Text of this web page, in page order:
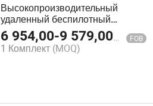
Высокопроизводительный
удаленный беспилотный
вертолет для предотвращения
столкновений в сельском
хозяйстве
6 954,00-9 579,00$ FOB
1 Комплект (MOQ)